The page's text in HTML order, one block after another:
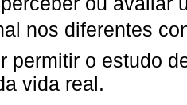
nos diferentes
permitir o estudo
vida real.